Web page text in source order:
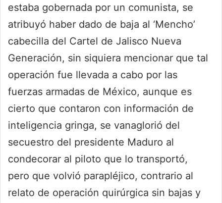
estaba gobernada por un comunista, se
atribuyó haber dado de baja al ‘Mencho’
cabecilla del Cartel de Jalisco Nueva
Generación, sin siquiera mencionar que tal
operación fue llevada a cabo por las
fuerzas armadas de México, aunque es
cierto que contaron con información de
inteligencia gringa, se vanaglorió del
secuestro del presidente Maduro al
condecorar al piloto que lo transportó,
pero que volvió parapléjico, contrario al
relato de operación quirúrgica sin bajas y